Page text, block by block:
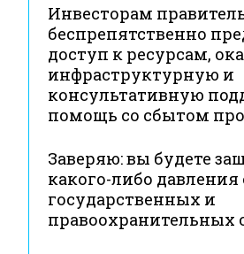
Инвесторам
беспрепятственно
доступ к ресурсам,
инфраструктурную и
консультативную
помощь со сбытом
Заверяю: вы будете
какого-либо
государственных и
правоохранительных